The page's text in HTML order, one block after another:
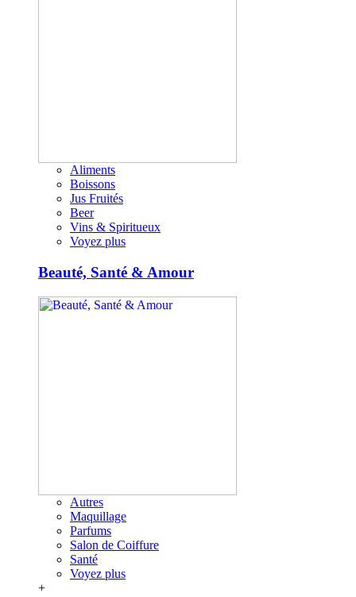
Aliments
Boissons
Jus Fruités
Beer
Vins & Spiritueux
Voyez plus
Beauté, Santé & Amour
Autres
Maquillage
Parfums
Salon de Coiffure
Santé
Voyez plus
+